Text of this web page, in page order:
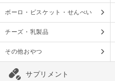
ボーロ・ビスケット・せんべい
チーズ・乳製品
その他おやつ
サプリメント